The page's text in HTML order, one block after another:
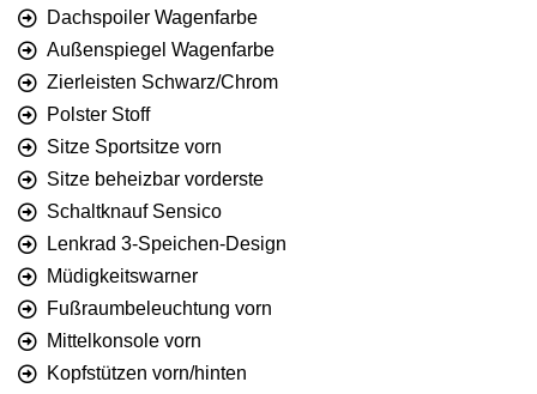
Dachspoiler Wagenfarbe
Außenspiegel Wagenfarbe
Zierleisten Schwarz/Chrom
Polster Stoff
Sitze Sportsitze vorn
Sitze beheizbar vorderste
Schaltknauf Sensico
Lenkrad 3-Speichen-Design
Müdigkeitswarner
Fußraumbeleuchtung vorn
Mittelkonsole vorn
Kopfstützen vorn/hinten